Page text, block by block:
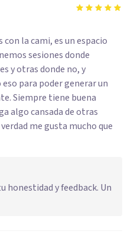
la cami, es un espacio
sesiones donde
y otras donde no, y
para poder generar un
Siempre tiene buena
algo cansada de otras
me gusta mucho que
honestidad y feedback. Un